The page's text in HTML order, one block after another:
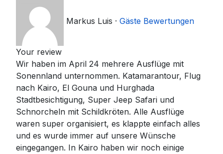
Markus Luis · Gäste Bewertungen
Your review
Wir haben im April 24 mehrere Ausflüge mit
Sonennland unternommen. Katamarantour, Flug
nach Kairo, El Gouna und Hurghada
Stadtbesichtigung, Super Jeep Safari und
Schnorcheln mit Schildkröten. Alle Ausflüge
waren super organisiert, es klappte einfach alles
und es wurde immer auf unsere Wünsche
eingegangen. In Kairo haben wir noch einige